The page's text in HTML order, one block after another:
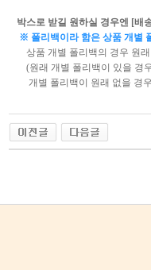
박스로 받길 원하실 경우엔 [배
※ 폴리백이라 함은 상품 개별
상품 개별 폴리백의 경우 원
(원래 개별 폴리백이 있을 경
개별 폴리백이 원래 없을 경